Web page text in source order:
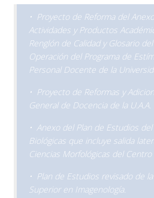
• Proyecto de Reforma del
Actividades y Productos
Renglón de Calidad y Glosario
Operación del Programa de
Personal Docente de la
• Proyecto de Reformas y
General de Docencia de la U.A.A.
• Anexo del Plan de Estudios
Biológicas que incluye salida
Ciencias Morfológicas del
• Plan de Estudios revisado de
Superior en Imagenología.